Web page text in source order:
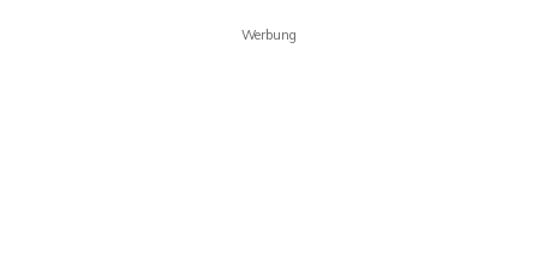
Werbung